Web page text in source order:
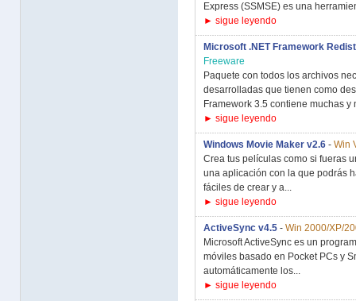
Express (SSMSE) es una
► sigue leyendo
Microsoft .NET Framework
Freeware
Paquete con todos los archivos
desarrolladas que tienen como
Framework 3.5 contiene muchas y
► sigue leyendo
Windows Movie Maker v2.6 - Win
Crea tus películas como si fueras
una aplicación con la que podrás
fáciles de crear y a...
► sigue leyendo
ActiveSync v4.5 - Win 2000/XP/
Microsoft ActiveSync es un
móviles basado en Pocket PCs y
automáticamente los...
► sigue leyendo